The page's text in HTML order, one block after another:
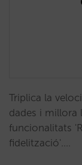
Triplica la
dades i millora
funcionalitats
fidelització'.…